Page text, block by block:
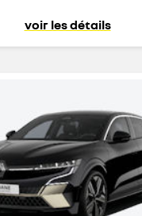
voir les détails